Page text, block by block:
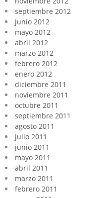
septiembre 2012
junio 2012
mayo 2012
abril 2012
marzo 2012
febrero 2012
enero 2012
diciembre 2011
noviembre 2011
octubre 2011
septiembre 2011
agosto 2011
julio 2011
junio 2011
mayo 2011
abril 2011
marzo 2011
febrero 2011